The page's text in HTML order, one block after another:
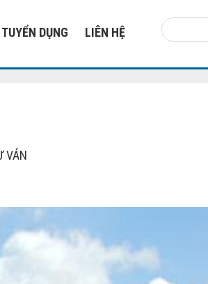
TUYỂN DỤNG LIÊN HỆ
VÁN